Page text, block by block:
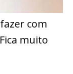
com
muito